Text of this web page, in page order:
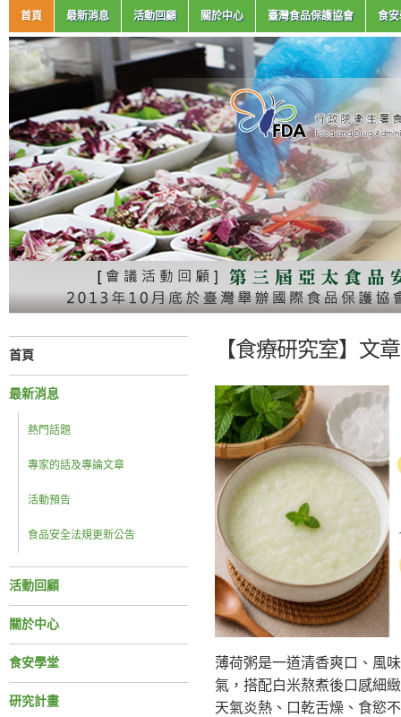
首頁 最新消息 活動回顧 關於中心 臺灣食品保護協會 食
首頁
最新消息
熱門話題
專家的話及專論文章
活動預告
食品安全法規更新公告
活動回顧
關於中心
食安學堂
研究計畫
【食療研究室】文
薄荷粥是一道清香爽口、風
氣，搭配白米熬煮後口感細
天氣炎熱、口乾舌燥、食慾